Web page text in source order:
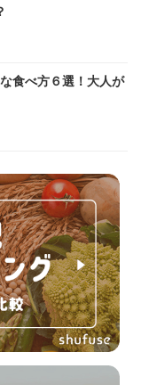
食べ方６選！大人が